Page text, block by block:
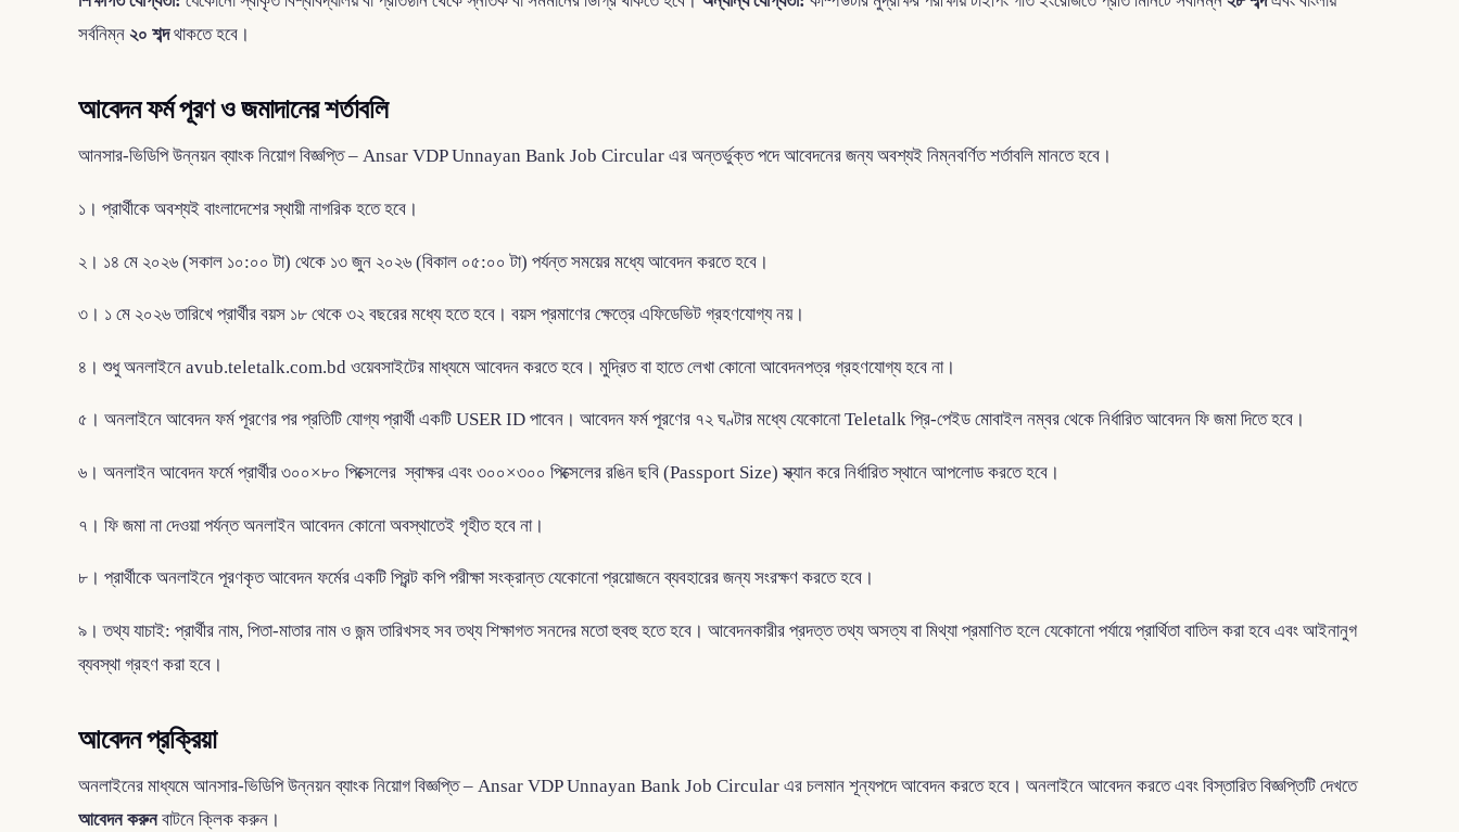
সর্বনিম্ন ২০ শব্দথাকতে হবে।
আবেদন ফর্ম পূরণ ও জমাদানের শর্তাবলি
আনসার-ভিডিপি উন্নয়ন ব্যাংক নিয়োগ বিজ্ঞপ্তি – Ansar VDP Unnayan Bank Job Circular এর অন্তর্ভুক্ত পদে আবেদনের জন্য অবশ্যই নিম্নবর্ণিত শর্তাবলি মানতে হবে।
১। প্রার্থীকে অবশ্যই বাংলাদেশের স্থায়ী নাগরিক হতে হবে।
২। ১৪ মে ২০২৬ (সকাল ১০:০০ টা) থেকে ১৩ জুন ২০২৬ (বিকাল ০৫:০০ টা) পর্যন্ত সময়ের মধ্যে আবেদন করতে হবে।
৩। ১ মে ২০২৬ তারিখে প্রার্থীর বয়স ১৮ থেকে ৩২ বছরের মধ্যে হতে হবে। বয়স প্রমাণের ক্ষেত্রে এফিডেভিট গ্রহণযোগ্য নয়।
৪। শুধু অনলাইনে avub.teletalk.com.bd ওয়েবসাইটের মাধ্যমে আবেদন করতে হবে। মুদ্রিত বা হাতে লেখা কোনো আবেদনপত্র গ্রহণযোগ্য হবে না।
৫। অনলাইনে আবেদন ফর্ম পূরণের পর প্রতিটি যোগ্য প্রার্থী একটি USER ID পাবেন। আবেদন ফর্ম পূরণের ৭২ ঘণ্টার মধ্যে যেকোনো Teletalk প্রি-পেইড মোবাইল নম্বর থেকে নির্ধারিত আবেদন ফি জমা দিতে হবে।
৬। অনলাইন আবেদন ফর্মে প্রার্থীর ৩০০×৮০ পিক্সেলের স্বাক্ষর এবং ৩০০×৩০০ পিক্সেলের রঙিন ছবি (Passport Size) স্ক্যান করে নির্ধারিত স্থানে আপলোড করতে হবে।
৭। ফি জমা না দেওয়া পর্যন্ত অনলাইন আবেদন কোনো অবস্থাতেই গৃহীত হবে না।
৮। প্রার্থীকে অনলাইনে পূরণকৃত আবেদন ফর্মের একটি প্রিন্ট কপি পরীক্ষা সংক্রান্ত যেকোনো প্রয়োজনে ব্যবহারের জন্য সংরক্ষণ করতে হবে।
৯। তথ্য যাচাই: প্রার্থীর নাম, পিতা-মাতার নাম ও জন্ম তারিখসহ সব তথ্য শিক্ষাগত সনদের মতো হুবহু হতে হবে। আবেদনকারীর প্রদত্ত তথ্য অসত্য বা মিথ্যা প্রমাণিত হলে যেকোনো পর্যায়ে প্রার্থিতা বাতিল করা হবে এবং আইনানুগ
ব্যবস্থা গ্রহণ করা হবে।
আবেদন প্রক্রিয়া
অনলাইনের মাধ্যমে আনসার-ভিডিপি উন্নয়ন ব্যাংক নিয়োগ বিজ্ঞপ্তি – Ansar VDP Unnayan Bank Job Circular এর চলমান শূন্যপদে আবেদন করতে হবে। অনলাইনে আবেদন করতে এবং বিস্তারিত বিজ্ঞপ্তিটি দেখতে
আবেদন করুনবাটনে ক্লিক করুন।